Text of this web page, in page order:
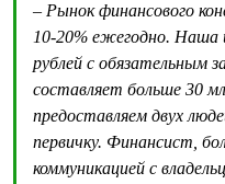
– Рынок финансового
10-20% ежегодно. Наша
рублей с обязательным
составляет больше 30
предоставляем двух
первичку. Финансист,
коммуникацией с